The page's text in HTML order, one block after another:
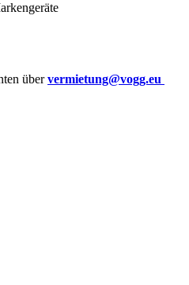
übervermietung@vogg.eu